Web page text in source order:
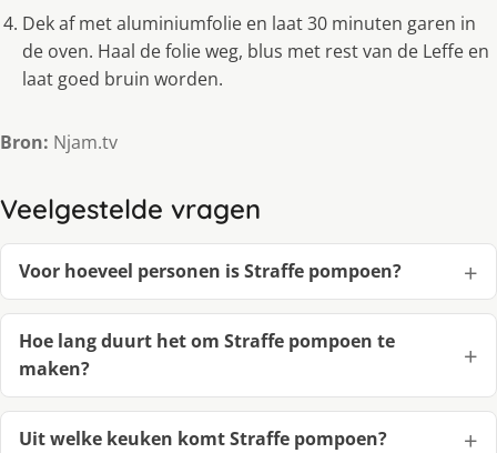
Dek af met aluminiumfolie en laat 30 minuten garen in
de oven. Haal de folie weg, blus met rest van de Leffe en
laat goed bruin worden.
Bron: Njam.tv
Veelgestelde vragen
Voor hoeveel personen is Straffe pompoen?
Hoe lang duurt het om Straffe pompoen te
maken?
Uit welke keuken komt Straffe pompoen?